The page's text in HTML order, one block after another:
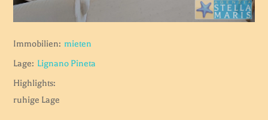
Immobilien: mieten
Lage: Lignano Pineta
Highlights:
ruhige Lage